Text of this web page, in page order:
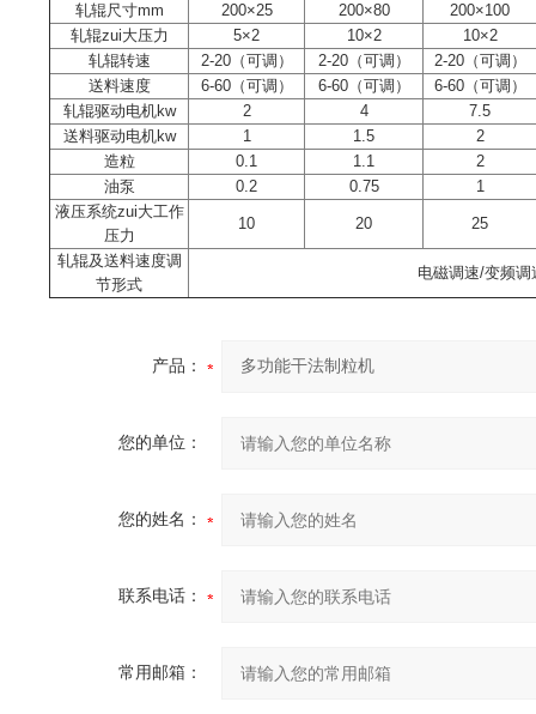
轧辊尺寸mm
200×25 200×80
200×100
轧辊zui大压力
5×2 10×2
10×2
轧辊转速
2-20（可调） 2-20（可调）
2-20（可调）
送料速度
6-60（可调） 6-60（可调）
6-60（可调）
轧辊驱动电机kw
2 4
7.5
送料驱动电机kw
1 1.5
2
造粒
0.1 1.1
2
油泵
0.2 0.75
1
液压系统zui大工作
压力
10 20 25
轧辊及送料速度调
节形式
电磁调速/变频调
产品：
您的单位：
您的姓名：
联系电话：
常用邮箱：